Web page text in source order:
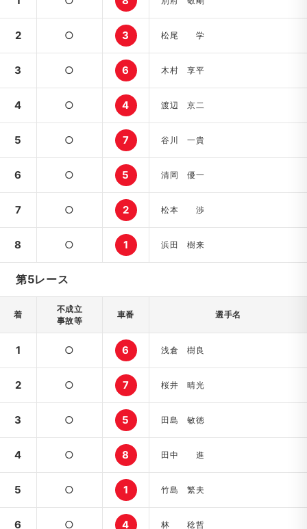
2 ○ 3 松尾 学
3 ○ 6 木村 享平
4 ○ 4 渡辺 京二
5 ○ 7 谷川 一貴
6 ○ 5 清岡 優一
7 ○ 2 松本 渉
8 ○ 1 浜田 樹来
第5レース
着
不成立
事故等
車番 選手名
1 ○ 6 浅倉 樹良
2 ○ 7 桜井 晴光
3 ○ 5 田島 敏徳
4 ○ 8 田中 進
5 ○ 1 竹島 繁夫
6 ○ 4 林 稔哲